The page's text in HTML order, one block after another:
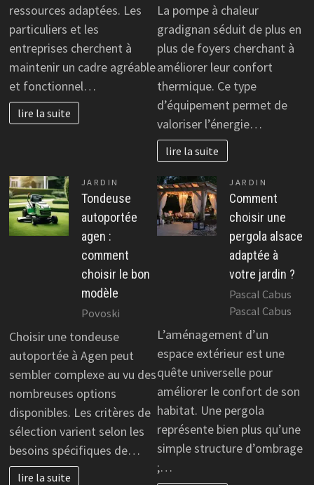
ressources adaptées. Les
particuliers et les
entreprises cherchent à
maintenir un cadre agréable
et fonctionnel…
lire la suite
La pompe à chaleur
gradignan séduit de plus en
plus de foyers cherchant à
améliorer leur confort
thermique. Ce type
d’équipement permet de
valoriser l’énergie…
lire la suite
JARDIN
Tondeuse
autoportée
agen :
comment
choisir le bon
modèle
Povoski
Choisir une tondeuse
autoportée à Agen peut
sembler complexe au vu des
nombreuses options
disponibles. Les critères de
sélection varient selon les
besoins spécifiques de…
lire la suite
JARDIN
Comment
choisir une
pergola alsace
adaptée à
votre jardin ?
Pascal Cabus
Pascal Cabus
L’aménagement d’un
espace extérieur est une
quête universelle pour
améliorer le confort de son
habitat. Une pergola
représente bien plus qu’une
simple structure d’ombrage
;…